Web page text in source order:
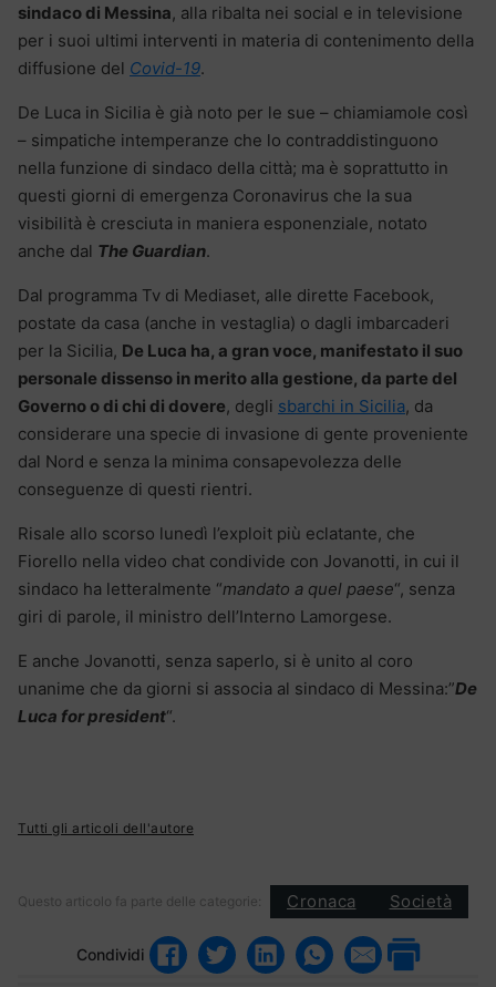
sindaco di Messina, alla ribalta nei social e in televisione
per i suoi ultimi interventi in materia di contenimento della
diffusione del Covid-19.
De Luca in Sicilia è già noto per le sue – chiamiamole così
– simpatiche intemperanze che lo contraddistinguono
nella funzione di sindaco della città; ma è soprattutto in
questi giorni di emergenza Coronavirus che la sua
visibilità è cresciuta in maniera esponenziale, notato
anche dal The Guardian.
Dal programma Tv di Mediaset, alle dirette Facebook,
postate da casa (anche in vestaglia) o dagli imbarcaderi
per la Sicilia, De Luca ha, a gran voce, manifestato il suo
personale dissenso in merito alla gestione, da parte del
Governo o di chi di dovere, degli sbarchi in Sicilia, da
considerare una specie di invasione di gente proveniente
dal Nord e senza la minima consapevolezza delle
conseguenze di questi rientri.
Risale allo scorso lunedì l’exploit più eclatante, che
Fiorello nella video chat condivide con Jovanotti, in cui il
sindaco ha letteralmente “mandato a quel paese“, senza
giri di parole, il ministro dell’Interno Lamorgese.
E anche Jovanotti, senza saperlo, si è unito al coro
unanime che da giorni si associa al sindaco di Messina:”De
Luca for president“.
Tutti gli articoli dell'autore
Questo articolo fa parte delle categorie: Cronaca Società
Condividi